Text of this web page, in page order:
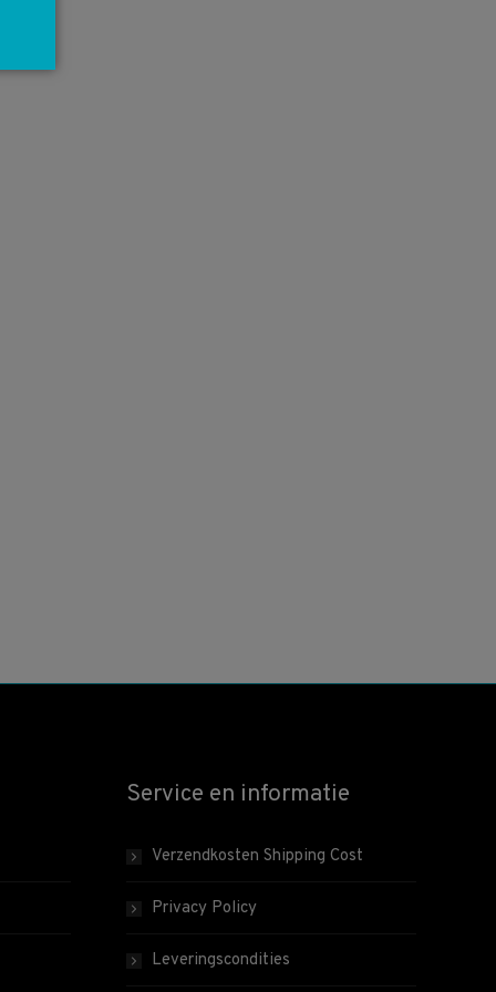
Service en informatie
Verzendkosten Shipping Cost
Privacy Policy
Leveringscondities